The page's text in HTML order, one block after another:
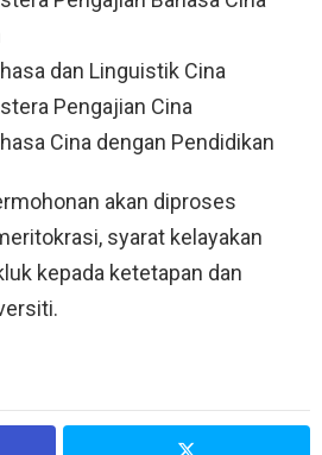
dan Linguistik Cina
Pengajian Cina
Cina dengan Pendidikan
akan diproses
syarat kelayakan
kepada ketetapan dan